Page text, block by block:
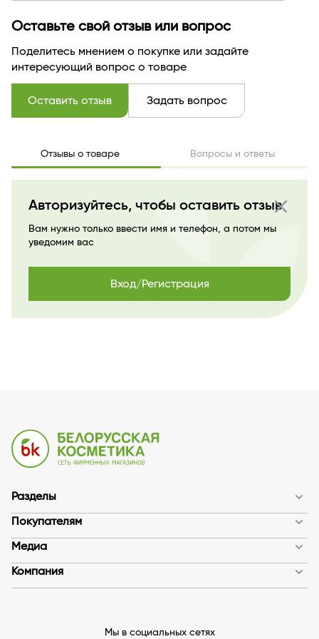
Оставьте свой отзыв или вопрос
Поделитесь мнением о покупке или задайте
интересующий вопрос о товаре
Оставить отзыв Задать вопрос
Отзывы о товаре Вопросы и ответы
close
Авторизуйтесь, чтобы оставить отзыв
Вам нужно только ввести имя и телефон, а потом мы
уведомим вас
Вход/Регистрация
Разделы
Покупателям
Медиа
Компания
Мы в социальных сетях